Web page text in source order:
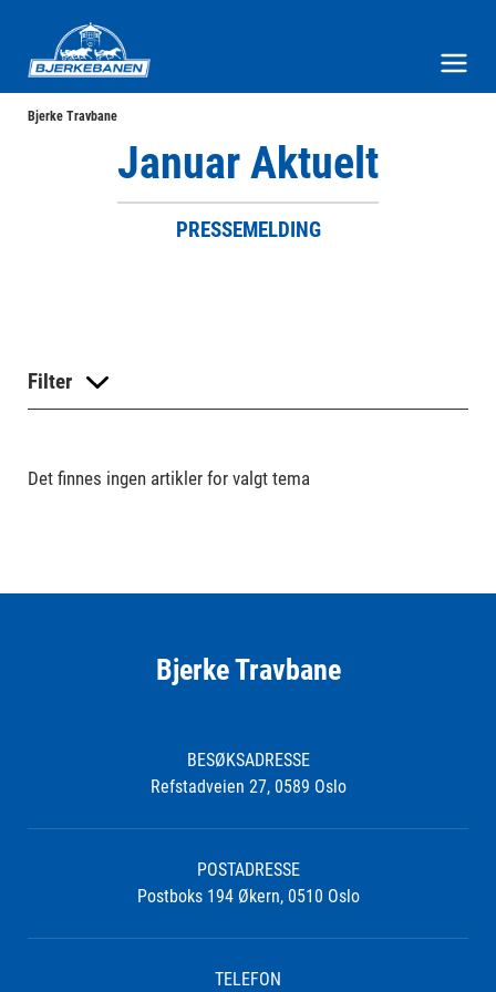
Bjerke Travbane
Januar Aktuelt
PRESSEMELDING
Filter
Det finnes ingen artikler for valgt tema
Bjerke Travbane
BESØKSADRESSE
Refstadveien 27, 0589 Oslo
POSTADRESSE
Postboks 194 Økern, 0510 Oslo
TELEFON